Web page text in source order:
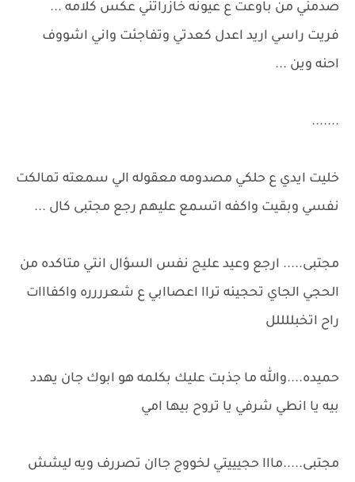
صدمني من باوعت ع عيونه خازراتني عكس كلامه ...
فريت راسي اريد اعدل كعدتي وتفاجئت واني اشووف
احنه وين ...
.......
خليت ايدي ع حلكي مصدومه معقوله الي سمعته تمالكت
نفسي وبقيت واكفه اتسمع عليهم رجع مجتبى كال ...
مجتبى..... ارجع وعيد عليج نفس السؤال انتي متاكده من
الحجي الجاي تحجينه تراا اعصاابي ع شعرررره واكفااات
راح اتخبللللل
حميده....والله ما جذبت عليك بكلمه هو ابوك جان يهدد
بيه يا انطي شرفي يا تروح بيها امي
مجتبى.....مااا حجيييتي لخووج جاان تصررف ويه ليشش